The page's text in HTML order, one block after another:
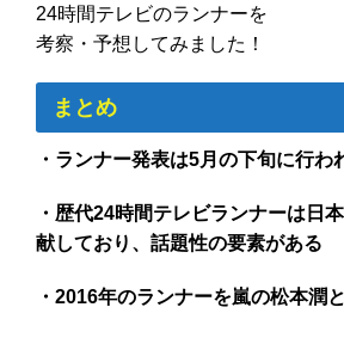
24時間テレビのランナーを
考察・予想してみました！
まとめ
・ランナー発表は5月の下旬に行わ
・歴代24時間テレビランナーは日
献しており、話題性の要素がある
・2016年のランナーを嵐の松本潤